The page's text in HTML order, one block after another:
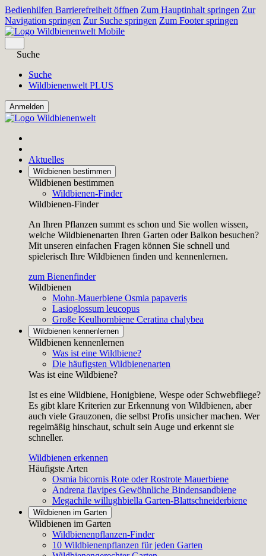
Bedienhilfen Barrierefreiheit öffnen Zum Hauptinhalt springen Zur
Navigation springen Zur Suche springen Zum Footer springen
Suche
Suche
Wildbienenwelt PLUS
Aktuelles
Wildbienen bestimmen
Wildbienen bestimmen
Wildbienen-Finder
Wildbienen-Finder
An Ihren Pflanzen summt es schon und Sie wollen wissen,
welche Wildbienenarten Ihren Garten oder Balkon besuchen?
Mit unseren einfachen Fragen können Sie schnell und
spielerisch Ihre Wildbienen finden und kennenlernen.
zum Bienenfinder
Wildbienen
Mohn-Mauerbiene Osmia papaveris
Lasioglossum leucopus
Große Keulhornbiene Ceratina chalybea
Wildbienen kennenlernen
Wildbienen kennenlernen
Was ist eine Wildbiene?
Die häufigsten Wildbienenarten
Was ist eine Wildbiene?
Ist es eine Wildbiene, Honigbiene, Wespe oder Schwebfliege?
Es gibt klare Kriterien zur Erkennung von Wildbienen, aber
auch viele Grauzonen, die selbst Profis unsicher machen. Wer
regelmäßig hinschaut, schult sein Auge und erkennt sie
schneller.
Wildbienen erkennen
Häufigste Arten
Osmia bicornis Rote oder Rostrote Mauerbiene
Andrena flavipes Gewöhnliche Bindensandbiene
Megachile willughbiella Garten-Blattschneiderbiene
Wildbienen im Garten
Wildbienen im Garten
Wildbienenpflanzen-Finder
10 Wildbienenpflanzen für jeden Garten